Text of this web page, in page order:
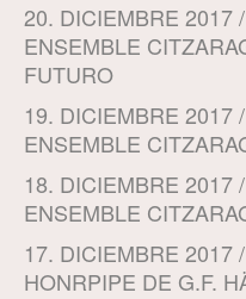
20. DICIEMBRE 2017
ENSEMBLE
FUTURO
19. DICIEMBRE 2017
ENSEMBLE
18. DICIEMBRE 2017
ENSEMBLE
17. DICIEMBRE 2017
HONRPIPE DE G.F.